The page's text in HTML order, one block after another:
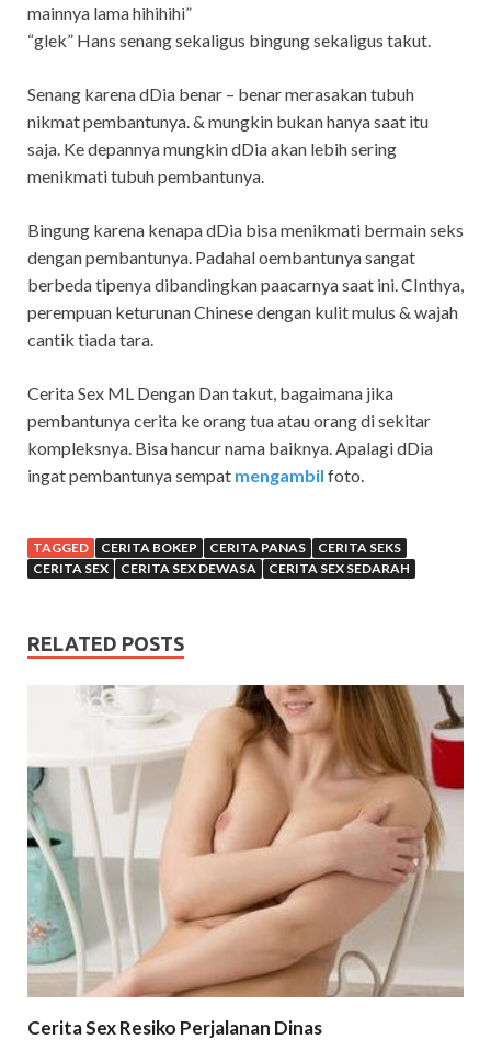
mainnya lama hihihihi”
“glek” Hans senang sekaligus bingung sekaligus takut.
Senang karena dDia benar – benar merasakan tubuh
nikmat pembantunya. & mungkin bukan hanya saat itu
saja. Ke depannya mungkin dDia akan lebih sering
menikmati tubuh pembantunya.
Bingung karena kenapa dDia bisa menikmati bermain seks
dengan pembantunya. Padahal oembantunya sangat
berbeda tipenya dibandingkan paacarnya saat ini. CInthya,
perempuan keturunan Chinese dengan kulit mulus & wajah
cantik tiada tara.
Cerita Sex ML Dengan Dan takut, bagaimana jika
pembantunya cerita ke orang tua atau orang di sekitar
kompleksnya. Bisa hancur nama baiknya. Apalagi dDia
ingat pembantunya sempat mengambil foto.
TAGGED CERITA BOKEP CERITA PANAS
CERITA SEKS
CERITA SEX
CERITA SEX DEWASA CERITA SEX SEDARAH
RELATED POSTS
Cerita Sex Resiko Perjalanan Dinas